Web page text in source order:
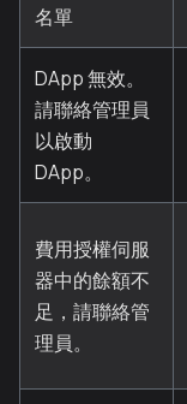
名單
DApp 無效。
請聯絡管理員
以啟動
DApp。
費用授權伺服
器中的餘額不
足，請聯絡管
理員。